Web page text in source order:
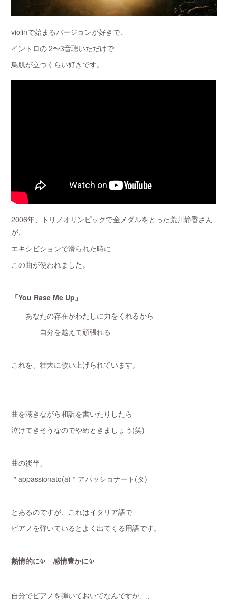
violinで始まるバージョンが好きで、
イントロの 2〜3音聴いただけで
鳥肌が立つくらい好きです。
2006年、トリノオリンピックで金メダルをとった荒川静香さん
が、
エキシビションで滑られた時に
この曲が使われました。
「You Rase Me Up」
あなたの存在がわたしに力をくれるから
自分を越えて頑張れる
これを、壮大に歌い上げられています。
曲を聴きながら和訳を書いたりしたら
泣けてきそうなのでやめときましょう(笑)
曲の後半、
＂appassionato(a)＂アパッショナート(タ)
とあるのですが、これはイタリア語で
ピアノを弾いているとよく出てくる用語です。
熱情的に✨ 感情豊かに✨
自分でピアノを弾いておいてなんですが、、